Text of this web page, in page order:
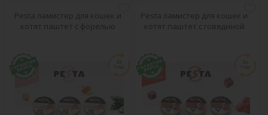
Pesta ламистер для кошек и
котят паштет с форелью
Pesta ламистер для кошек и
котят паштет с говядиной